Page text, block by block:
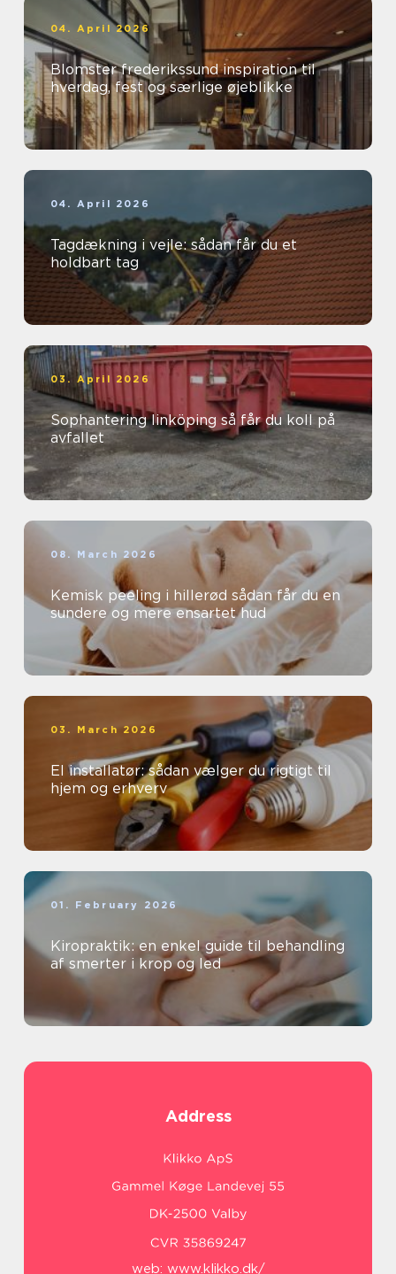
04. April 2026
Blomster frederikssund inspiration til
hverdag, fest og særlige øjeblikke
04. April 2026
Tagdækning i vejle: sådan får du et
holdbart tag
03. April 2026
Sophantering linköping så får du koll på
avfallet
08. March 2026
Kemisk peeling i hillerød sådan får du en
sundere og mere ensartet hud
03. March 2026
El installatør: sådan vælger du rigtigt til
hjem og erhverv
01. February 2026
Kiropraktik: en enkel guide til behandling
af smerter i krop og led
Address
web: www.klikko.dk/